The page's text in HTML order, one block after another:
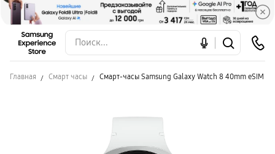
Главная Смарт часы Смарт-часы Samsung Galaxy Watch 8 40mm eSIM